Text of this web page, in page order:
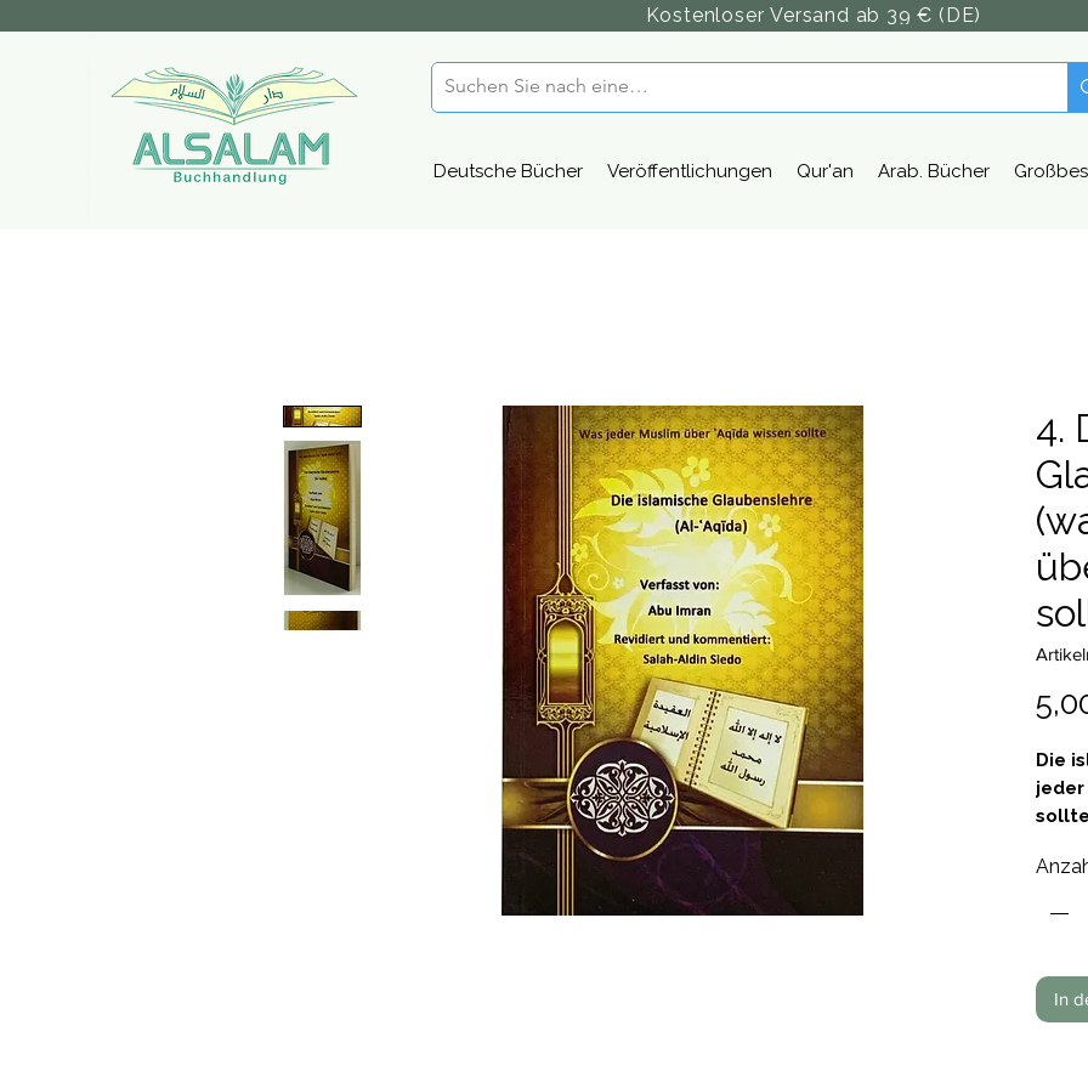
Kostenloser Versand ab 39 € (DE)
Deutsche Bücher Veröffentlichungen Qur'an Arab. Bücher
4.
Die
jeder
In